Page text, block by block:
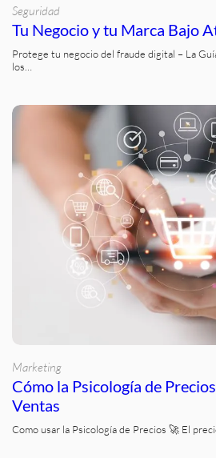
Seguridad
Tu Negocio y tu Marca Bajo
Protege tu negocio del fraude digital – La
los…
Marketing
Cómo la Psicología de
Ventas
Como usar la Psicología de Precios 🚀 El